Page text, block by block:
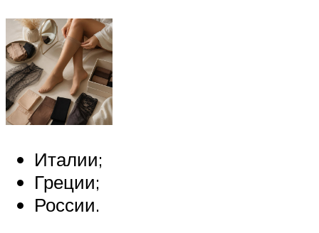
Италии;
Греции;
России.